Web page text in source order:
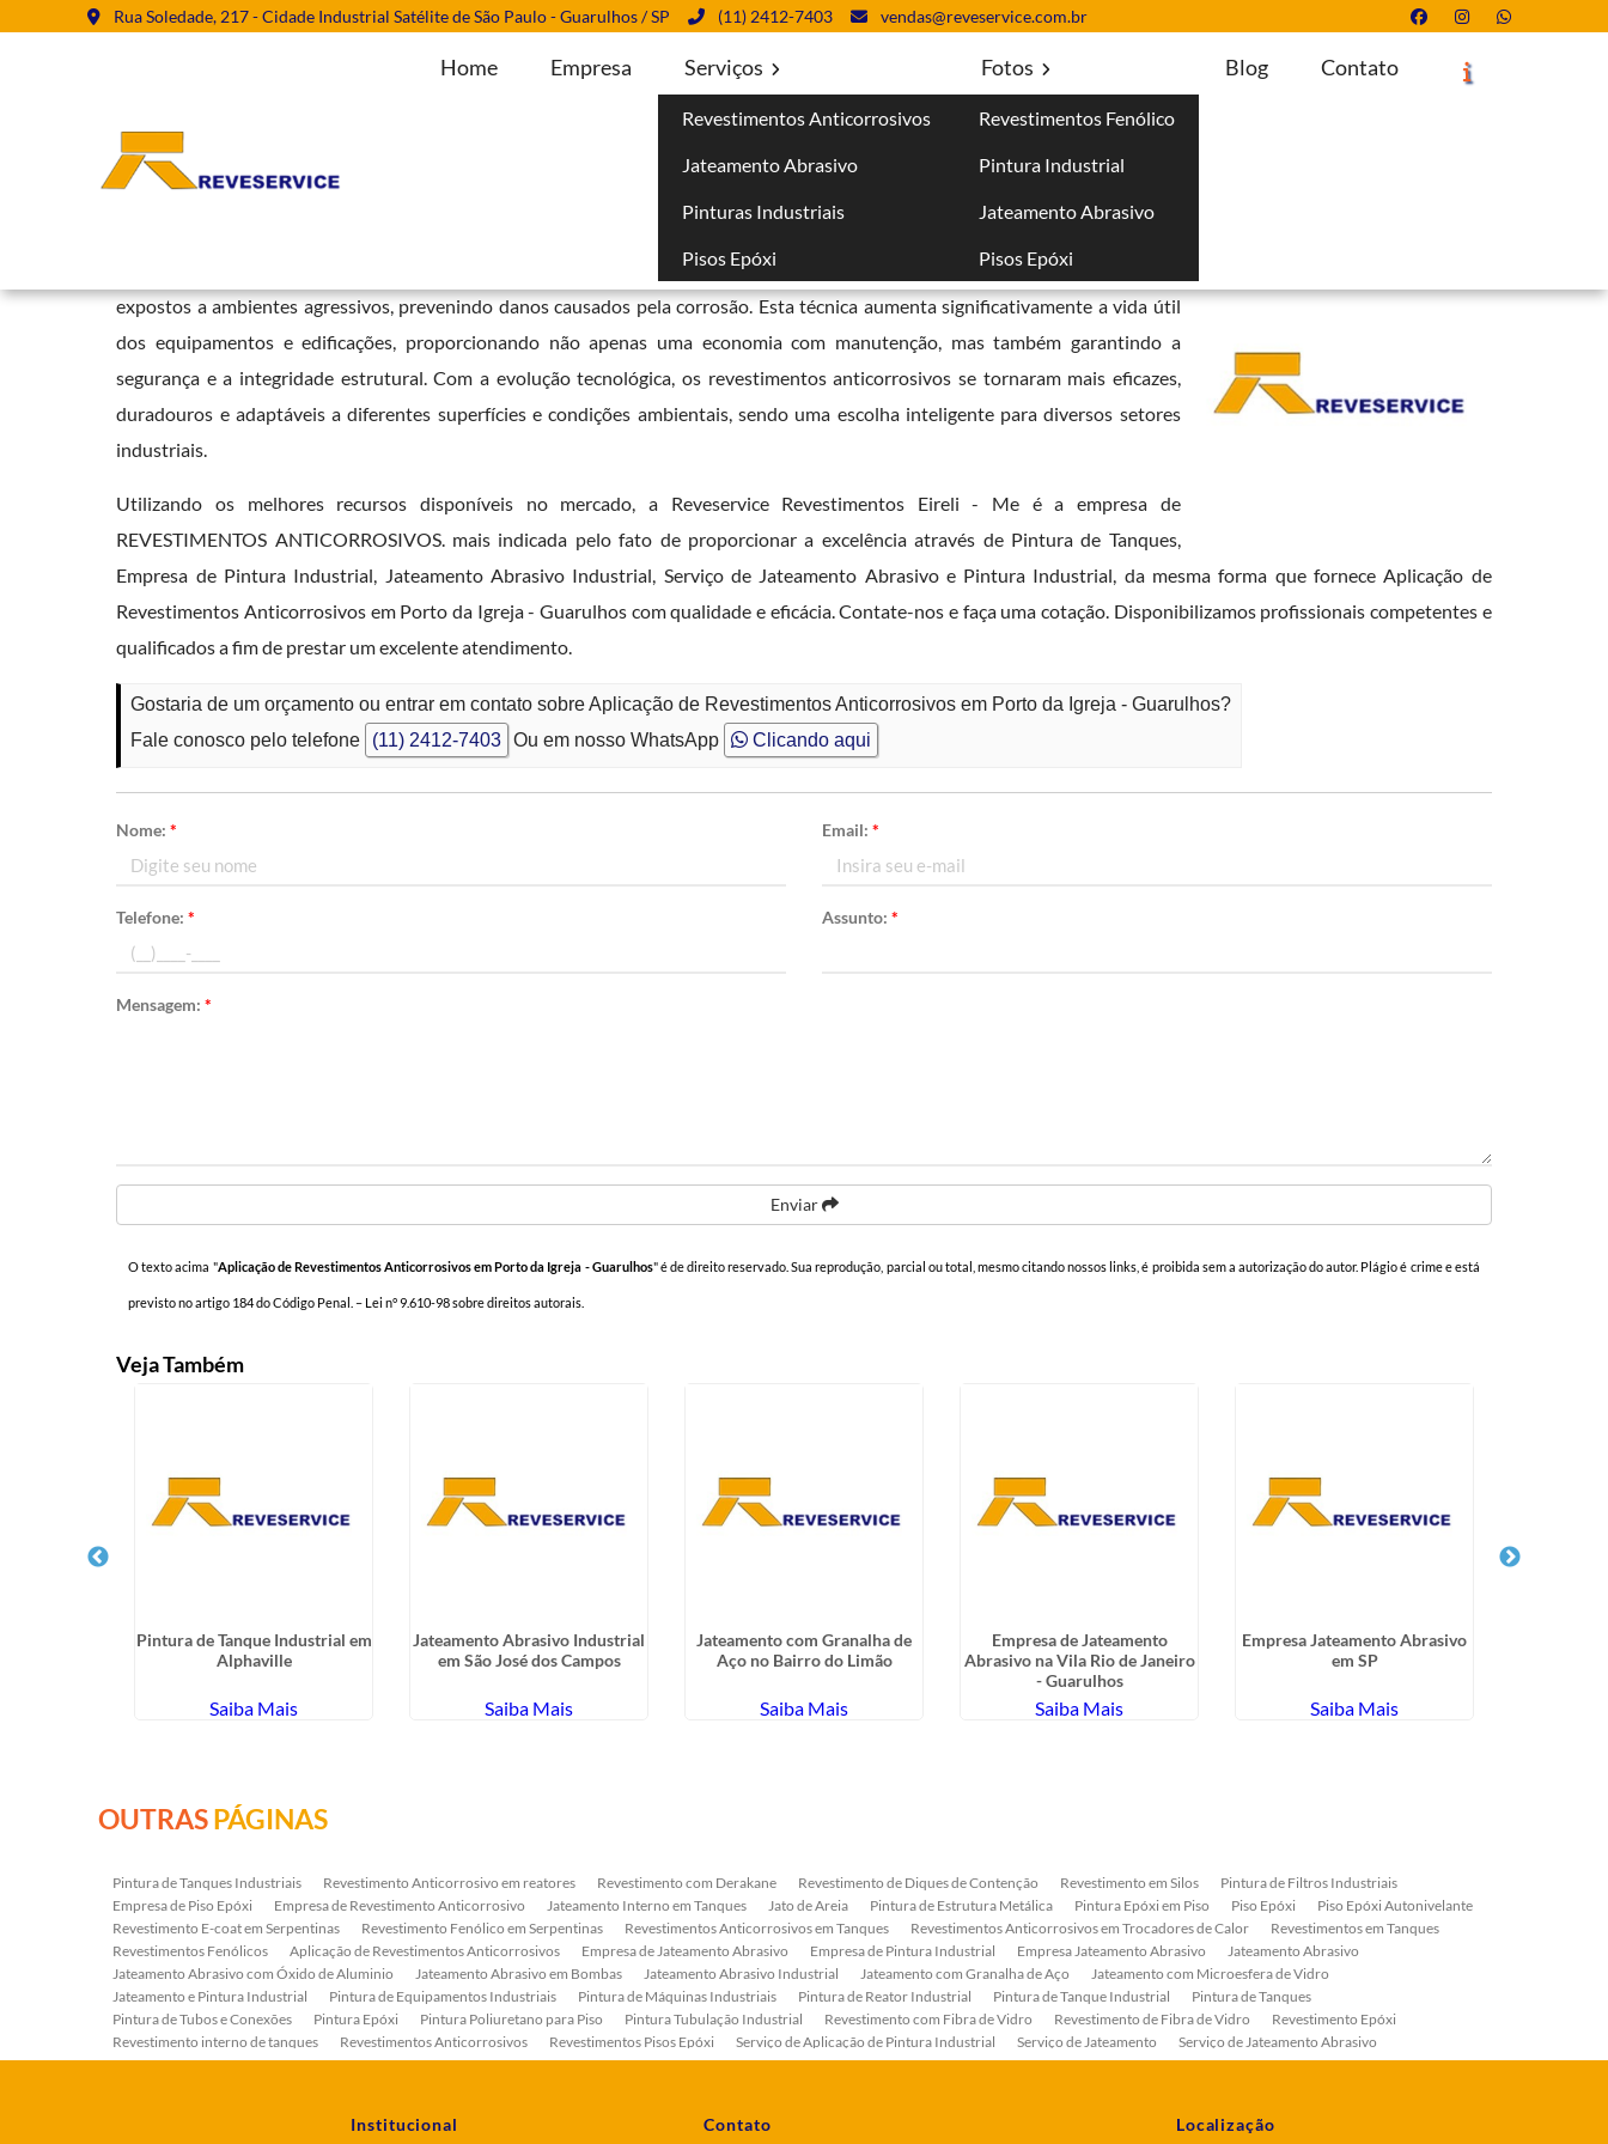
Rua Soledade, 217 - Cidade Industrial Satélite de São Paulo - Guarulhos / SP (11) 2412-7403 vendas@reveservice.com.br
Home Empresa Serviços
Revestimentos Anticorrosivos
Jateamento Abrasivo
Pinturas Industriais
Pisos Epóxi
Fotos
Revestimentos Fenólico
Pintura Industrial
Jateamento Abrasivo
Pisos Epóxi
Blog Contato
Aplicação de Revestimentos Anticorrosivos em Porto da Igreja - Guarulhos
Aplicação de Revestimentos Anticorrosivos em Porto da Igreja - Guarulhos
Solicite um Orçamento
é uma medida essencial para proteger estruturas metálicas e outros materiais
expostos a ambientes agressivos, prevenindo danos causados pela corrosão. Esta técnica aumenta significativamente a vida útil
dos equipamentos e edificações, proporcionando não apenas uma economia com manutenção, mas também garantindo a
segurança e a integridade estrutural. Com a evolução tecnológica, os revestimentos anticorrosivos se tornaram mais eficazes,
duradouros e adaptáveis a diferentes superfícies e condições ambientais, sendo uma escolha inteligente para diversos setores
industriais.
Utilizando os melhores recursos disponíveis no mercado, a Reveservice Revestimentos Eireli - Me é a empresa de
REVESTIMENTOS ANTICORROSIVOS. mais indicada pelo fato de proporcionar a excelência através de Pintura de Tanques,
Empresa de Pintura Industrial, Jateamento Abrasivo Industrial, Serviço de Jateamento Abrasivo e Pintura Industrial, da mesma forma que fornece Aplicação de
Revestimentos Anticorrosivos em Porto da Igreja - Guarulhos com qualidade e eficácia. Contate-nos e faça uma cotação. Disponibilizamos profissionais competentes e
qualificados a fim de prestar um excelente atendimento.
Gostaria de um orçamento ou entrar em contato sobre Aplicação de Revestimentos Anticorrosivos em Porto da Igreja - Guarulhos?
Fale conosco pelo telefone
(11) 2412-7403 Ou em nosso WhatsApp Clicando aqui
Nome:* Email: *
Telefone:* Assunto: *
Mensagem:*
Enviar
O texto acima "Aplicação de Revestimentos Anticorrosivos em Porto da Igreja - Guarulhos" é de direito reservado. Sua reprodução, parcial ou total, mesmo citando nossos links, é proibida sem a autorização do autor. Plágio é crime e está
previsto no artigo 184 do Código Penal. – Lei n° 9.610-98 sobre direitos autorais
Veja Também
Pintura de Tanque Industrial em
Alphaville
Saiba Mais
Jateamento Abrasivo Industrial
em São José dos Campos
Saiba Mais
Jateamento com Granalha de
Aço no Bairro do Limão
Saiba Mais
Empresa de Jateamento
Abrasivo na Vila Rio de Janeiro
- Guarulhos
Saiba Mais
Empresa Jateamento Abrasivo
em SP
Saiba Mais
OUTRASPÁGINAS
Pintura de Tanques Industriais Revestimento Anticorrosivo em reatores Revestimento com Derakane Revestimento de Diques de Contenção Revestimento em Silos
Pintura de Filtros Industriais
Empresa de Piso Epóxi
Empresa de Revestimento Anticorrosivo Jateamento Interno em Tanques Jato de Areia Pintura de Estrutura Metálica Pintura Epóxi em Piso Piso Epóxi
Piso Epóxi Autonivelante
Revestimento E-coat em Serpentinas
Revestimento Fenólico em Serpentinas Revestimentos Anticorrosivos em Tanques Revestimentos Anticorrosivos em Trocadores de Calor
Revestimentos em Tanques
Revestimentos Fenólicos
Aplicação de Revestimentos Anticorrosivos Empresa de Jateamento Abrasivo Empresa de Pintura Industrial Empresa Jateamento Abrasivo
Jateamento Abrasivo
Jateamento Abrasivo com Óxido de Aluminio
Jateamento Abrasivo em Bombas Jateamento Abrasivo Industrial Jateamento com Granalha de Aço
Jateamento com Microesfera de Vidro
Jateamento e Pintura Industrial
Pintura de Equipamentos Industriais Pintura de Máquinas Industriais Pintura de Reator Industrial Pintura de Tanque Industrial
Pintura de Tanques
Pintura de Tubos e Conexões
Pintura Epóxi Pintura Poliuretano para Piso Pintura Tubulação Industrial Revestimento com Fibra de Vidro Revestimento de Fibra de Vidro
Revestimento Epóxi
Revestimento interno de tanques
Revestimentos Anticorrosivos Revestimentos Pisos Epóxi Serviço de Aplicação de Pintura Industrial Serviço de Jateamento
Serviço de Jateamento Abrasivo
Serviço de Jateamento e Pintura
Serviço de Jateamento em Bombas Serviço de Pintura de Bombas Industriais Serviço de Pintura de Tanque Industrial
Serviço de Pintura de Válvulas
Institucional Contato Localização